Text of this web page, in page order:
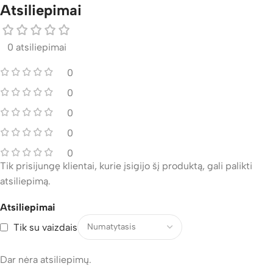
Atsiliepimai
0 atsiliepimai
0
0
0
0
0
Atsiliepimai
Tik su vaizdais
Dar nėra atsiliepimų.
Tik prisijungę klientai, kurie įsigijo šį produktą, gali palikti
atsiliepimą.